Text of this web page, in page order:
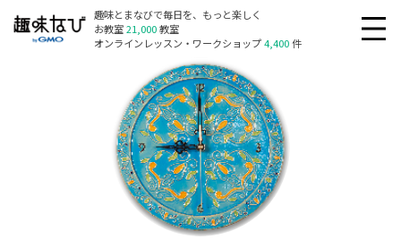
趣味とまなびで毎日を、もっと楽しく
お教室21,000教室
オンラインレッスン・ワークショップ4,400件